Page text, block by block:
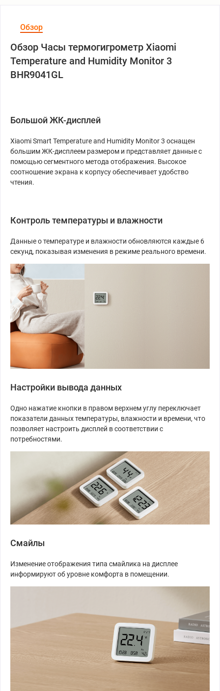
Обзор
Обзор Часы термогигрометр Xiaomi
Temperature and Humidity Monitor 3
BHR9041GL
Большой ЖК-дисплей
Xiaomi Smart Temperature and Humidity Monitor 3 оснащен
большим ЖК-дисплеем размером и представляет данные с
помощью сегментного метода отображения. Высокое
соотношение экрана к корпусу обеспечивает удобство
чтения.
Контроль температуры и влажности
Данные о температуре и влажности обновляются каждые 6
секунд, показывая изменения в режиме реального времени.
Настройки вывода данных
Одно нажатие кнопки в правом верхнем углу переключает
показатели данных температуры, влажности и времени, что
позволяет настроить дисплей в соответствии с
потребностями.
Смайлы
Изменение отображения типа смайлика на дисплее
информируют об уровне комфорта в помещении.